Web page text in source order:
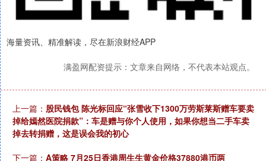
海量资讯、精准解读，尽在新浪财经APP
满盈网配资提示：文章来自网络，不代表本站观点。
上一篇： 股民钱包 陈光标回应“张雪收下1300万劳斯莱斯赠车要卖
掉给嫣然医院捐款”：车是赠与你个人使用，如果你想当二手车卖
掉去转捐赠，这是误会我的初心
下一篇： A策略 7月25日香港周生生黄金价格37880港币两